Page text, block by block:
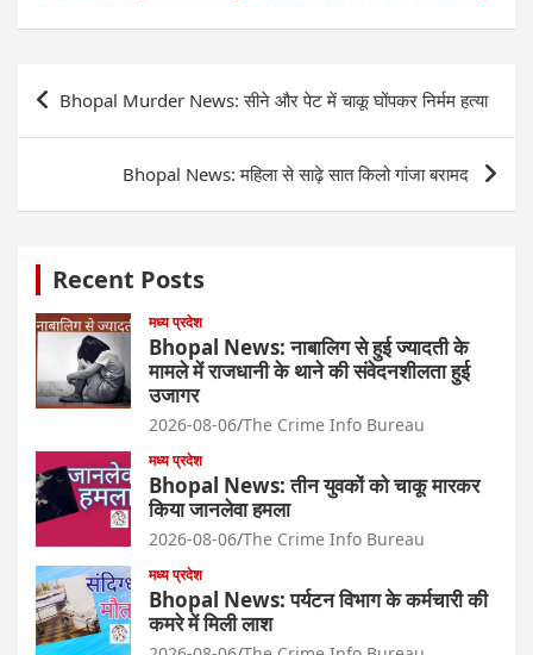
Post
navigation
Bhopal Murder News: सीने और पेट में चाकू घोंपकर निर्मम हत्या
Bhopal News: महिला से साढ़े सात किलो गांजा बरामद
Recent Posts
मध्य प्रदेश
Bhopal News: नाबालिग से हुई ज्यादती के
मामले में राजधानी के थाने की संवेदनशीलता हुई
उजागर
2026-08-06 The Crime Info Bureau
मध्य प्रदेश
Bhopal News: तीन युवकों को चाकू मारकर
किया जानलेवा हमला
2026-08-06 The Crime Info Bureau
मध्य प्रदेश
Bhopal News: पर्यटन विभाग के कर्मचारी की
कमरे में मिली लाश